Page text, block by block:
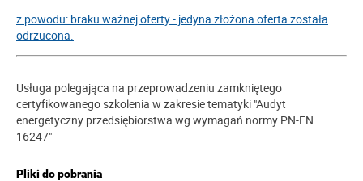
z powodu: braku ważnej oferty - jedyna złożona oferta została
odrzucona.
Usługa polegająca na przeprowadzeniu zamkniętego
certyfikowanego szkolenia w zakresie tematyki "Audyt
energetyczny przedsiębiorstwa wg wymagań normy PN-EN
16247"
Pliki do pobrania